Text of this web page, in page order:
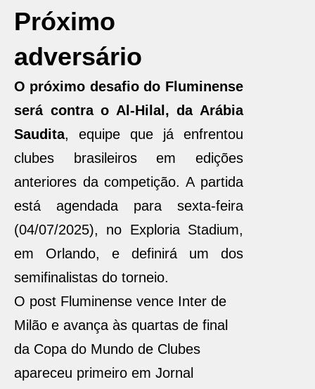
Próximo
adversário
O próximo desafio do Fluminense
será contra o Al-Hilal, da Arábia
Saudita, equipe que já enfrentou
clubes brasileiros em edições
anteriores da competição. A partida
está agendada para sexta-feira
(04/07/2025), no Exploria Stadium,
em Orlando, e definirá um dos
semifinalistas do torneio.
O post Fluminense vence Inter de
Milão e avança às quartas de final
da Copa do Mundo de Clubes
apareceu primeiro em Jornal